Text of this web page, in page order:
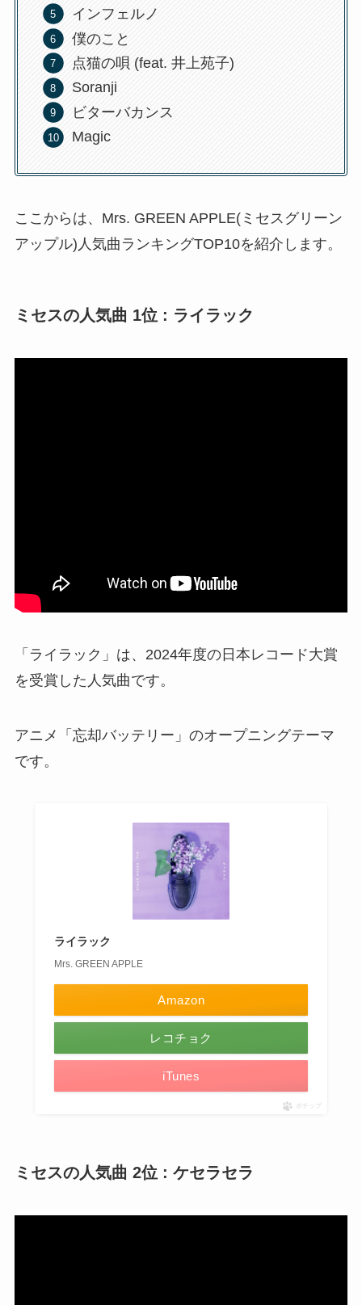
インフェルノ
僕のこと
点猫の唄 (feat. 井上苑子)
Soranji
ビターバカンス
Magic
ここからは、Mrs. GREEN APPLE(ミセスグリーン
アップル)人気曲ランキングTOP10を紹介します。
ミセスの人気曲 1位 : ライラック
「ライラック」は、2024年度の日本レコード大賞
を受賞した人気曲です。
アニメ「忘却バッテリー」のオープニングテーマ
です。
ライラック
Mrs. GREEN APPLE
Amazon
レコチョク
iTunes
ポチップ
ミセスの人気曲 2位 : ケセラセラ